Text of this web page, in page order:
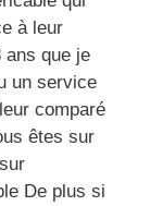
à leur
ans que je
un service
comparé
êtes sur
De plus si